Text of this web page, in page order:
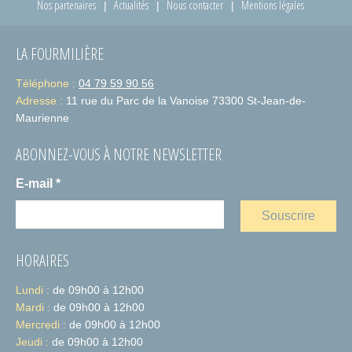
1 fois par mois, le samedi de 10h00 à 12h00
Dates des permanences en 2026
– 07 février
– 07 mars
– 04 avril
– Permanence délocalisée en juin (date et lieu à venir)
– 29 août
– Pas de permanence en septembre
– 05 décembre
Nos partenaires
Actualités Nous contacter Mentions légales
LA FOURMILIÈRE
Téléphone : 04 79 59 90 56
Adresse : 11 rue du Parc de la Vanoise 73300 St-Jean-de-
Maurienne
ABONNEZ-VOUS À NOTRE NEWSLETTER
E-mail *
HORAIRES
Lundi : de 09h00 à 12h00
Mardi : de 09h00 à 12h00
Mercredi : de 09h00 à 12h00
Jeudi : de 09h00 à 12h00